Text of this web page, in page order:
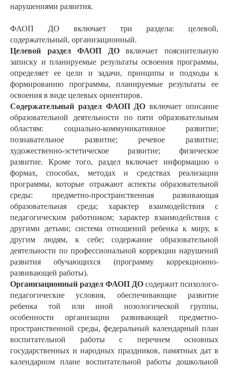
нарушениями развития.
ФАОП ДО включает три раздела: целевой,
содержательный, организационный.
Целевой раздел ФАОП ДОвключает пояснительную
записку и планируемые результаты освоения программы,
определяет ее цели и задачи, принципы и подходы к
формированию программы, планируемые результаты ее
освоения в виде целевых ориентиров.
Содержательный раздел ФАОП ДО включает описание
образовательной деятельности по пяти образовательным
областям: социально-коммуникативное развитие;
познавательное развитие; речевое развитие;
художественно-эстетическое развитие; физическое
развитие. Кроме того, раздел включает информацию о
формах, способах, методах и средствах реализации
программы, которые отражают аспекты образовательной
среды: предметно-пространственная развивающая
образовательная среда; характер взаимодействия с
педагогическим работником; характер взаимодействия с
другими детьми; система отношений ребенка к миру, к
другим людям, к себе; содержание образовательной
деятельности по профессиональной коррекции нарушений
развития обучающихся (программу коррекционно-
развивающей работы).
Организационный раздел ФАОП ДО содержит психолого-
педагогические условия, обеспечивающие развитие
ребенка той или иной нозологической группы,
особенности организации развивающей предметно-
пространственной среды, федеральный календарный план
воспитательной работы с перечнем основных
государственных и народных праздников, памятных дат в
календарном плане воспитательной работы дошкольной